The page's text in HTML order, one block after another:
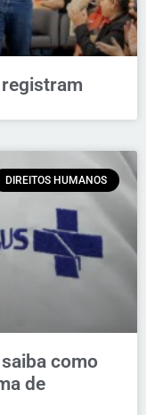
registram
DIREITOS HUMANOS
como
de